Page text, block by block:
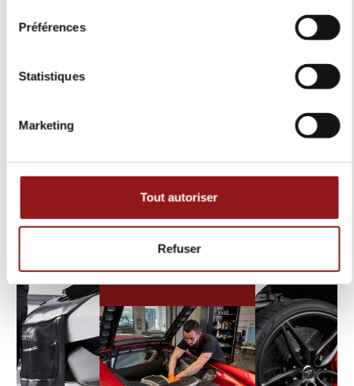
Préférences
Statistiques
Marketing
Tout autoriser
Refuser
SHOP NOW
notre plaquette.